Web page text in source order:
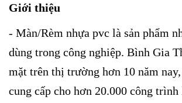
Giới thiệu
- Màn/Rèm nhựa pvc là sản phẩm
dùng trong công nghiệp. Bình Gia
mặt trên thị trường hơn 10 năm
cung cấp cho hơn 20.000 công